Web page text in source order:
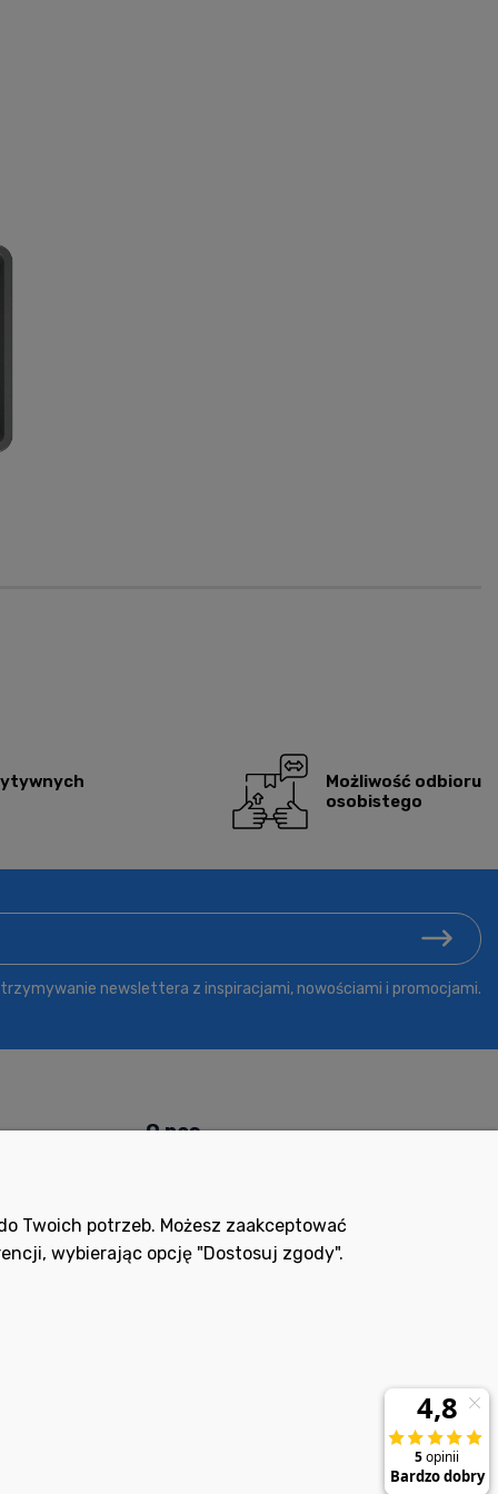
Możliwość odbioru
osobistego
newslettera z inspiracjami, nowościami i promocjami.
O nas
Kontakt
O firmie
Twoich potrzeb. Możesz zaakceptować
wybierając opcję "Dostosuj zgody".